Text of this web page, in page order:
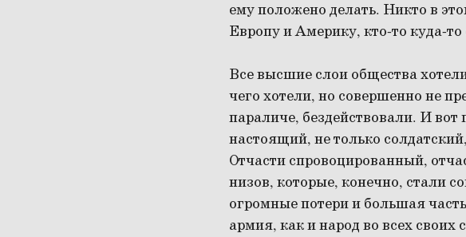
ему положено делать. Никто в
Европу и Америку, кто-то куда-
Все высшие слои общества
чего хотели, но совершенно не
параличе, бездействовали. И
настоящий, не только
Отчасти спровоцированный,
низов, которые, конечно, стали
огромные потери и большая
армия, как и народ во всех